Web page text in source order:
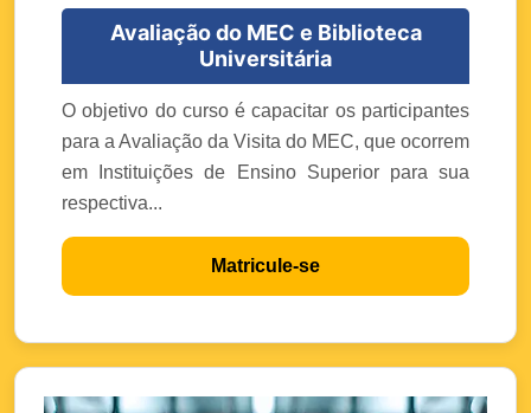
Avaliação do MEC e Biblioteca
Universitária
O objetivo do curso é capacitar os participantes
para a Avaliação da Visita do MEC, que ocorrem
em Instituições de Ensino Superior para sua
respectiva...
Matricule-se